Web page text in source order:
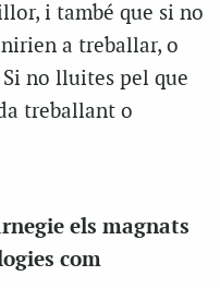
i també que si no
a treballar, o
no lluites pel que
treballant o
els magnats
com